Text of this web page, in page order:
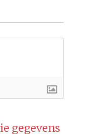
gegevens